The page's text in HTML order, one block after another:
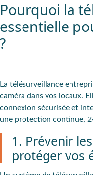
Pourquoi la
essentielle
?
La télésurveillance
caméra dans vos locaux.
connexion sécurisée et
une protection continue,
1. Prévenir
protéger vos